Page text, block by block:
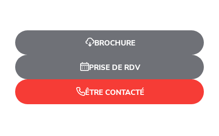
BROCHURE
PRISE DE RDV
ÊTRE CONTACTÉ